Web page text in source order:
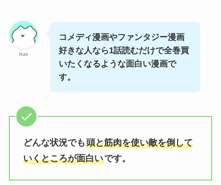
huo
コメディ漫画やファンタジー漫画
好きな人なら1話読むだけで全巻買
いたくなるような面白い漫画で
す。
どんな状況でも頭と筋肉を使い敵を倒して
いくところが面白いです。